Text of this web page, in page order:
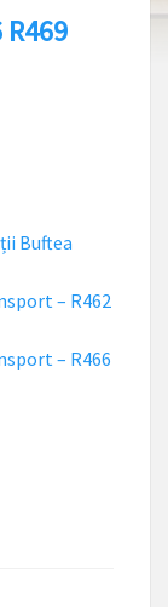
Buftea
– R462
– R466